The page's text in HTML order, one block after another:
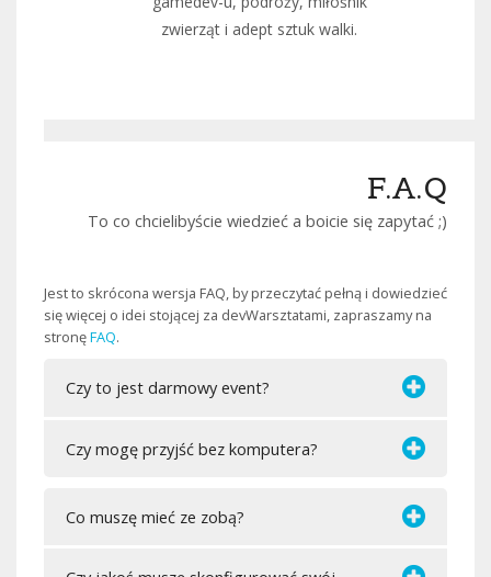
zwierząt i adept sztuk walki.
F.A.Q
To co chcielibyście wiedzieć a boicie się zapytać ;)
Jest to skrócona wersja FAQ, by przeczytać pełną i dowiedzieć
się więcej o idei stojącej za devWarsztatami, zapraszamy na
stronęFAQ.
Czy to jest darmowy event?
Czy mogę przyjść bez komputera?
Co muszę mieć ze zobą?